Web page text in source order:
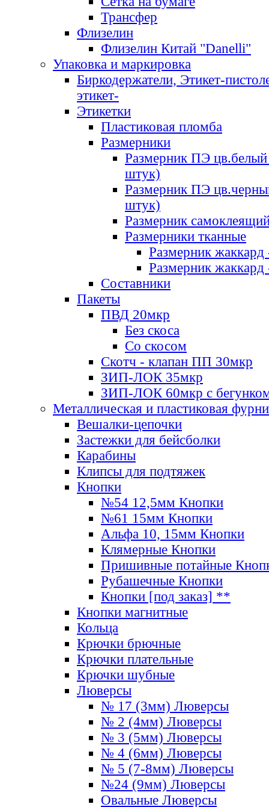
Трансфер
Флизелин
Флизелин Китай "Danelli"
Упаковка и маркировка
Биркодержатели, Этикет-
этикет-
Этикетки
Пластиковая пломба
Размерники
Размерник ПЭ цв.белый
штук)
Размерник ПЭ
штук)
Размерник
Размерники тканные
Размерник
Размерник
Составники
Пакеты
ПВД 20мкр
Без скоса
Со скосом
Скотч - клапан ПП 30мкр
ЗИП-ЛОК 35мкр
ЗИП-ЛОК 60мкр с
Металлическая и пластиковая
Вешалки-цепочки
Застежки для бейсболки
Карабины
Клипсы для подтяжек
Кнопки
№54 12,5мм Кнопки
№61 15мм Кнопки
Альфа 10, 15мм Кнопки
Клямерные Кнопки
Пришивные потайные
Рубашечные Кнопки
Кнопки [под заказ] **
Кнопки магнитные
Кольца
Крючки брючные
Крючки плательные
Крючки шубные
Люверсы
№ 17 (3мм) Люверсы
№ 2 (4мм) Люверсы
№ 3 (5мм) Люверсы
№ 4 (6мм) Люверсы
№ 5 (7-8мм) Люверсы
№24 (9мм) Люверсы
Овальные Люверсы